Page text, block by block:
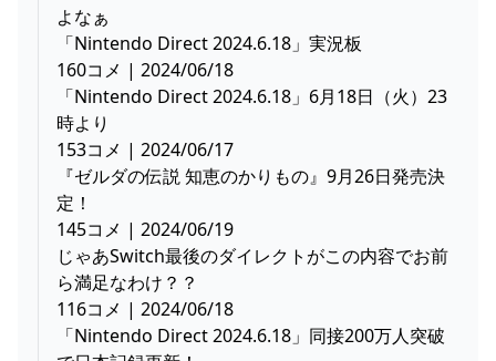
よなぁ
「Nintendo Direct 2024.6.18」実況板
160コメ | 2024/06/18
「Nintendo Direct 2024.6.18」6月18日（火）23
時より
153コメ | 2024/06/17
『ゼルダの伝説 知恵のかりもの』9月26日発売決
定！
145コメ | 2024/06/19
じゃあSwitch最後のダイレクトがこの内容でお前
ら満足なわけ？？
116コメ | 2024/06/18
「Nintendo Direct 2024.6.18」同接200万人突破